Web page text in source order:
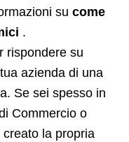
su come
.
rispondere su
azienda di una
Se sei spesso in
Commercio o
la propria